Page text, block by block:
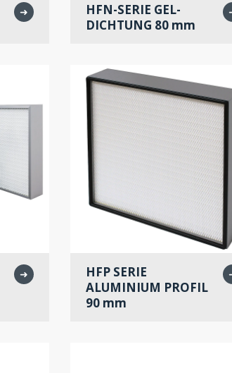
➜
HFN-SERIE GEL-
DICHTUNG 80 mm
➜
HFP SERIE
ALUMINIUM PROFIL
90 mm